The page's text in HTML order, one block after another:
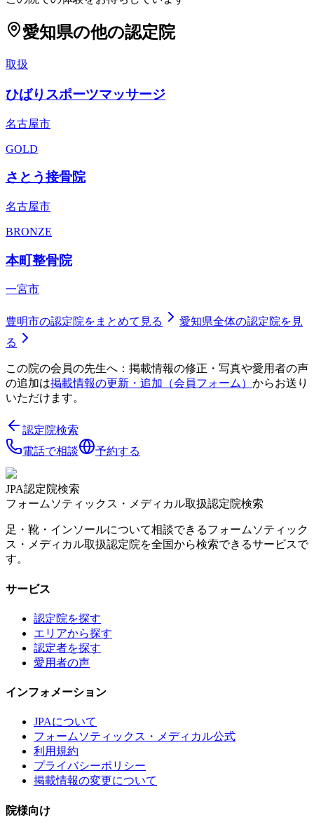
愛知県の他の認定院
取扱
ひばりスポーツマッサージ
名古屋市
GOLD
さとう接骨院
名古屋市
BRONZE
本町整骨院
一宮市
豊明市の認定院をまとめて見る 愛知県全体の認定院を見
る
この院の会員の先生へ：掲載情報の修正・写真や愛用者の声
の追加は掲載情報の更新・追加（会員フォーム） からお送り
いただけます。
認定院検索
電話で相談
予約する
JPA認定院検索
フォームソティックス・メディカル取扱認定院検索
足・靴・インソールについて相談できるフォームソティック
ス・メディカル取扱認定院を全国から検索できるサービスで
す。
サービス
認定院を探す
エリアから探す
認定者を探す
愛用者の声
インフォメーション
JPAについて
フォームソティックス・メディカル公式
利用規約
プライバシーポリシー
掲載情報の変更について
院様向け